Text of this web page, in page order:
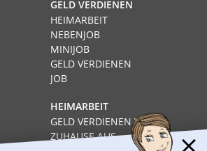
GELD VERDIENEN
HEIMARBEIT
NEBENJOB
MINIJOB
GELD VERDIENEN
JOB
HEIMARBEIT
GELD VERDIENEN VON
ZUHAUSE AUS